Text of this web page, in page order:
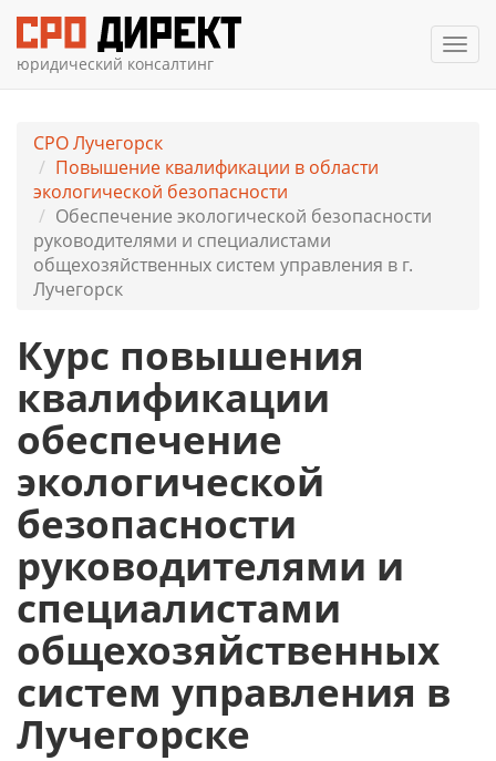
юридический консалтинг
СРО Лучегорск
Повышение квалификации в области
экологической безопасности
Обеспечение экологической безопасности
руководителями и специалистами
общехозяйственных систем управления в г.
Лучегорск
Курс повышения
квалификации
обеспечение
экологической
безопасности
руководителями и
специалистами
общехозяйственных
систем управления в
Лучегорске